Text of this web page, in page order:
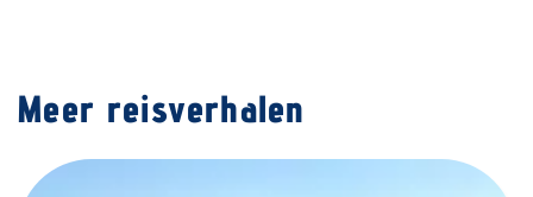
Meer reisverhalen